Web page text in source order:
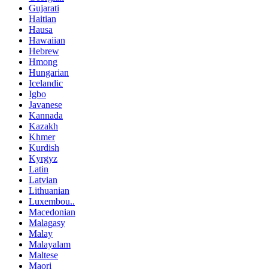
Gujarati
Haitian
Hausa
Hawaiian
Hebrew
Hmong
Hungarian
Icelandic
Igbo
Javanese
Kannada
Kazakh
Khmer
Kurdish
Kyrgyz
Latin
Latvian
Lithuanian
Luxembou..
Macedonian
Malagasy
Malay
Malayalam
Maltese
Maori